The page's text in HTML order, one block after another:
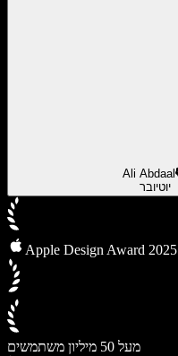
Ali Abdaal
יוטיובר
Apple Design Award 2025
מעל 50 מיליון משתמשים